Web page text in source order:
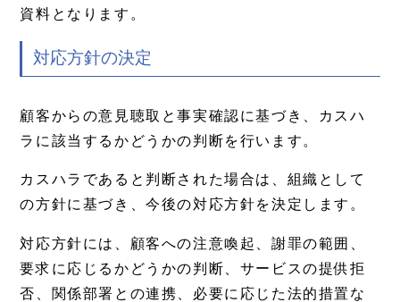
資料となります。
対応方針の決定
顧客からの意見聴取と事実確認に基づき、カスハ
ラに該当するかどうかの判断を行います。
カスハラであると判断された場合は、組織として
の方針に基づき、今後の対応方針を決定します。
対応方針には、顧客への注意喚起、謝罪の範囲、
要求に応じるかどうかの判断、サービスの提供拒
否、関係部署との連携、必要に応じた法的措置な